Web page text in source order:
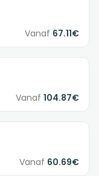
Vanaf 67.11€
Vanaf 104.87€
Vanaf 60.69€